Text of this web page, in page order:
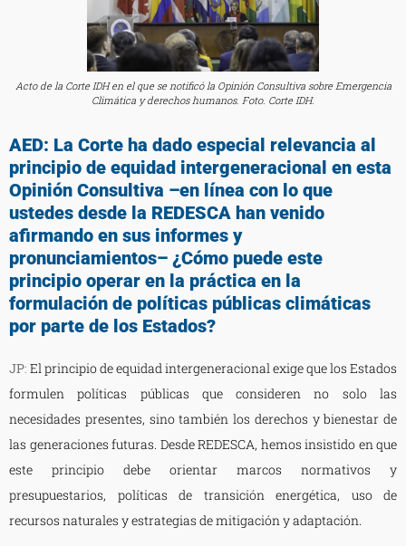
Acto de la Corte IDH en el que se notificó la Opinión Consultiva sobre Emergencia
Climática y derechos humanos. Foto. Corte IDH.
AED: La Corte ha dado especial relevancia al
principio de equidad intergeneracional en esta
Opinión Consultiva –en línea con lo que
ustedes desde la REDESCA han venido
afirmando en sus informes y
pronunciamientos– ¿Cómo puede este
principio operar en la práctica en la
formulación de políticas públicas climáticas
por parte de los Estados?
JP: El principio de equidad intergeneracional exige que los Estados
formulen políticas públicas que consideren no solo las
necesidades presentes, sino también los derechos y bienestar de
las generaciones futuras. Desde REDESCA, hemos insistido en que
este principio debe orientar marcos normativos y
presupuestarios, políticas de transición energética, uso de
recursos naturales y estrategias de mitigación y adaptación.